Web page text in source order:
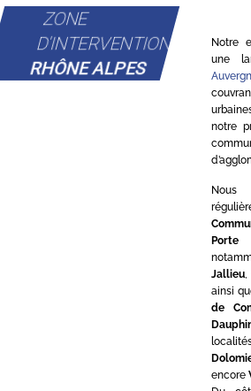
ZONE
D'INTERVENTION
RHÔNE ALPES
Notre
une
notre
Porte
Jallieu
ainsi
de
encore